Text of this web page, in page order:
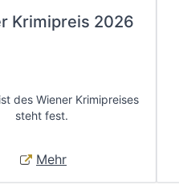
Krimipreis 2026
des Wiener Krimipreises
steht fest.
Mehr